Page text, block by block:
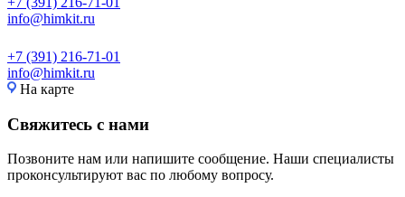
info@himkit.ru
+7 (391) 216-71-01
info@himkit.ru
На карте
Свяжитесь с нами
Позвоните нам или напишите сообщение. Наши специалисты
проконсультируют вас по любому вопросу.